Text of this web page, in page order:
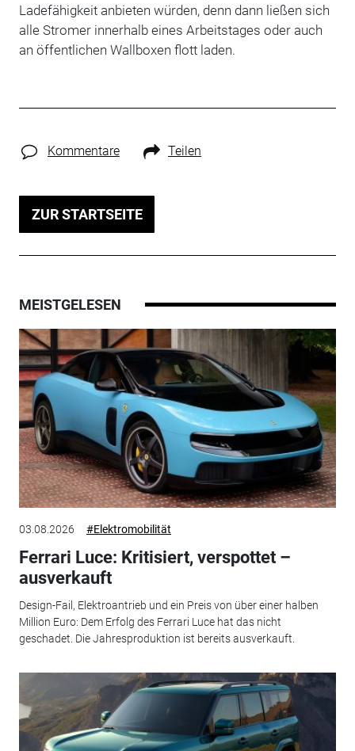
Ladefähigkeit anbieten würden, denn dann ließen sich
alle Stromer innerhalb eines Arbeitstages oder auch
an öffentlichen Wallboxen flott laden.
Kommentare Teilen
ZUR STARTSEITE
MEISTGELESEN
03.08.2026 #Elektromobilität
Ferrari Luce: Kritisiert, verspottet –
ausverkauft
Design-Fail, Elektroantrieb und ein Preis von über einer halben
Million Euro: Dem Erfolg des Ferrari Luce hat das nicht
geschadet. Die Jahresproduktion ist bereits ausverkauft.